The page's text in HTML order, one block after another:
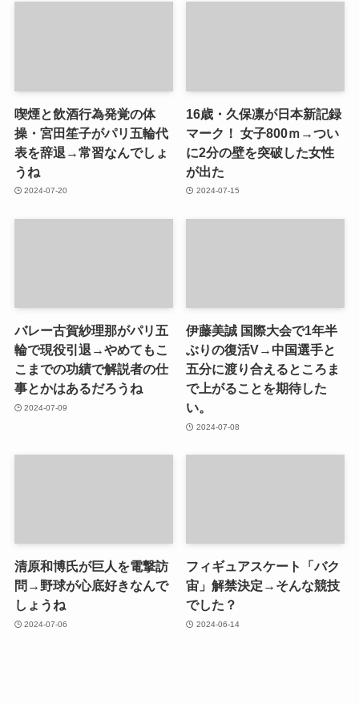
喫煙と飲酒行為発覚の体
操・宮田笙子がパリ五輪代
表を辞退→常習なんでしょ
うね
2024-07-20
16歳・久保凛が日本新記録
マーク！ 女子800ｍ→つい
に2分の壁を突破した女性
が出た
2024-07-15
バレー古賀紗理那がパリ五
輪で現役引退→やめてもこ
こまでの功績で解説者の仕
事とかはあるだろうね
2024-07-09
伊藤美誠 国際大会で1年半
ぶりの復活V→中国選手と
五分に渡り合えるところま
で上がることを期待した
い。
2024-07-08
清原和博氏が巨人を電撃訪
問→野球が心底好きなんで
しょうね
2024-07-06
フィギュアスケート「バク
宙」解禁決定→そんな競技
でした？
2024-06-14